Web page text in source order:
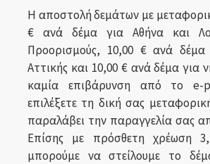
Η αποστολή δεμάτων με
€ ανά δέμα για Αθήνα και
Προορισμούς, 10,00 € ανά δέμα
Αττικής και 10,00 € ανά δέμα για
καμία επιβάρυνση από το e-
επιλέξετε τη δική σας
παραλάβει την παραγγελία σας
Επίσης με πρόσθετη χρέωση
μπορούμε να στείλουμε το